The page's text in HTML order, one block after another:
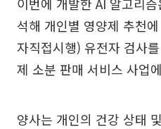
석해 개인별 영양제 추천
자직접시행) 유전자 검사
제 소분 판매 서비스 사업
양사는 개인의 건강 상태